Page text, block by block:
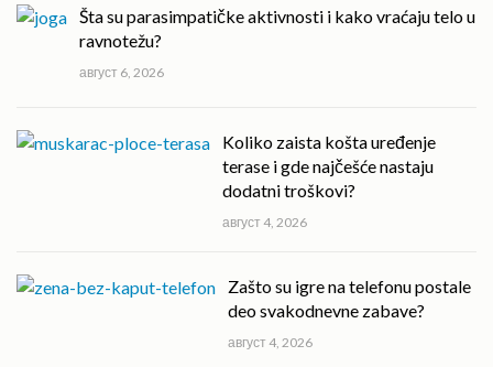
Šta su parasimpatičke aktivnosti i kako vraćaju telo u
ravnotežu?
август 6, 2026
Koliko zaista košta uređenje
terase i gde najčešće nastaju
dodatni troškovi?
август 4, 2026
Zašto su igre na telefonu postale
deo svakodnevne zabave?
август 4, 2026